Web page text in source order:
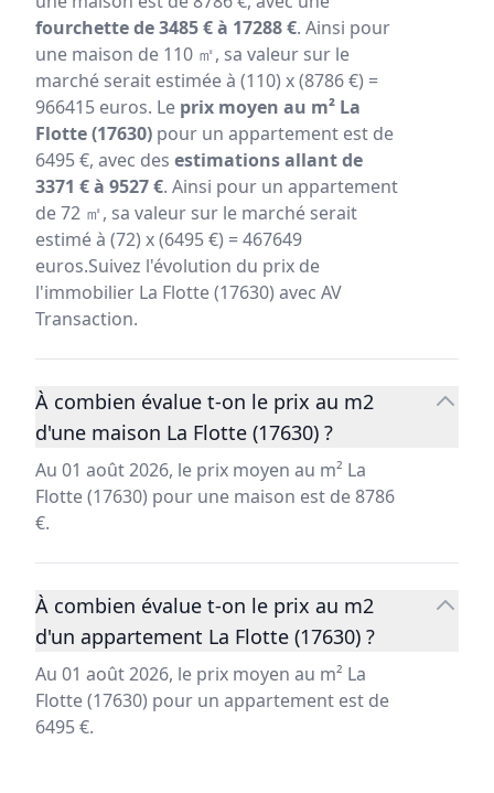
fourchette de 3485 € à 17288 €. Ainsi pour
une maison de 110 ㎡, sa valeur sur le
marché serait estimée à (110) x (8786 €) =
966415 euros. Le prix moyen au m² La
Flotte (17630) pour un appartement est de
6495 €, avec des estimations allant de
3371 € à 9527 €. Ainsi pour un appartement
de 72 ㎡, sa valeur sur le marché serait
estimé à (72) x (6495 €) = 467649
euros.Suivez l'évolution du prix de
l'immobilier La Flotte (17630) avec AV
Transaction.
À combien évalue t-on le prix au m2
d'une maison La Flotte (17630) ?
Au 01 août 2026, le prix moyen au m² La
Flotte (17630) pour une maison est de 8786
€.
À combien évalue t-on le prix au m2
d'un appartement La Flotte (17630) ?
Au 01 août 2026, le prix moyen au m² La
Flotte (17630) pour un appartement est de
6495 €.